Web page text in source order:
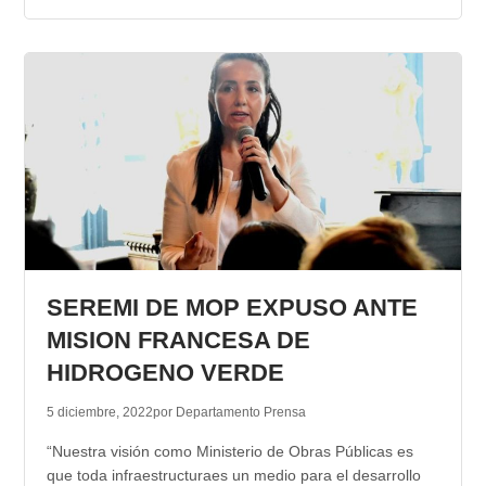
SEREMI DE MOP EXPUSO ANTE
MISION FRANCESA DE
HIDROGENO VERDE
5 diciembre, 2022por Departamento Prensa
“Nuestra visión como Ministerio de Obras Públicas es
que toda infraestructuraes un medio para el desarrollo